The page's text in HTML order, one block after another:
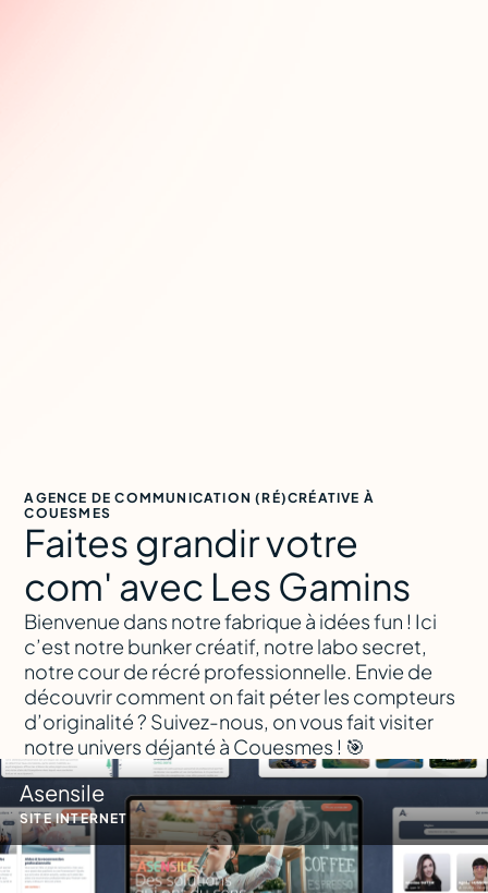
AGENCE DE COMMUNICATION (RÉ)CRÉATIVE À
COUESMES
Faites grandir votre
com' avec Les Gamins
Bienvenue dans notre fabrique à idées fun ! Ici
c’est notre bunker créatif, notre labo secret,
notre cour de récré professionnelle. Envie de
découvrir comment on fait péter les compteurs
d’originalité ? Suivez-nous, on vous fait visiter
notre univers déjanté à Couesmes ! 🎯
Asensile
SITE INTERNET